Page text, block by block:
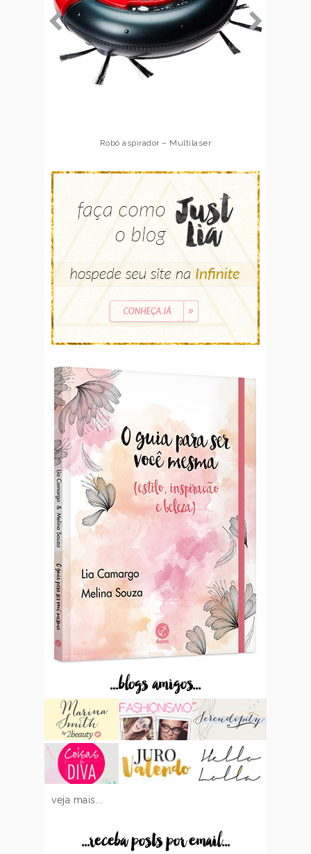
Robô aspirador – Multilaser
...blogs amigos...
veja mais...
...receba posts por email...